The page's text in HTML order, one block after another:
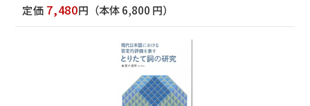
定価 7,480円 （本体 6,800 円）